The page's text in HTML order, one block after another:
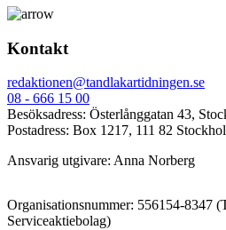
Kontakt
redaktionen@tandlakartidningen.se
08 - 666 15 00
Besöksadress: Österlånggatan 43,
Postadress: Box 1217, 111 82
Ansvarig utgivare: Anna Norberg
Organisationsnummer: 556154-8347
Serviceaktiebolag)